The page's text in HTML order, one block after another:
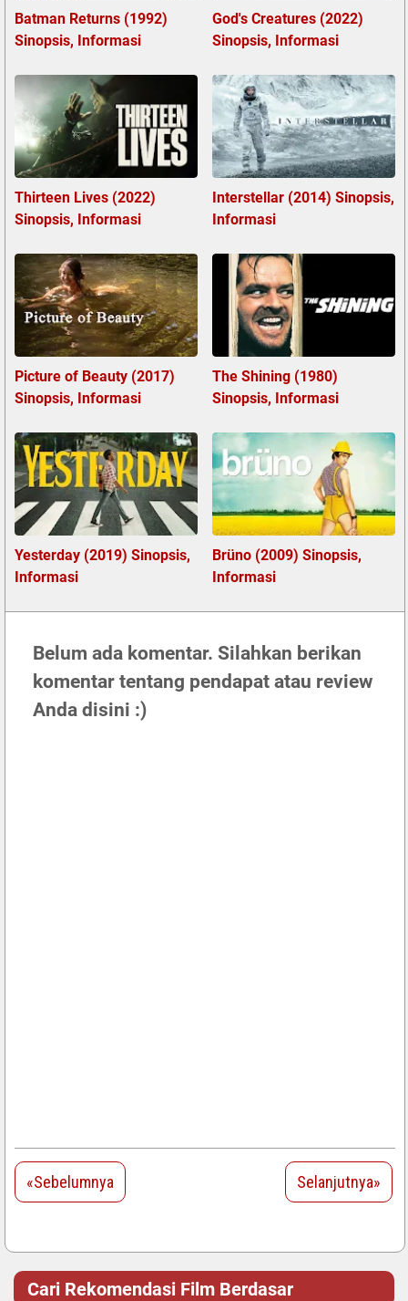
Batman Returns (1992)
Sinopsis, Informasi
God's Creatures (2022)
Sinopsis, Informasi
Thirteen Lives (2022)
Sinopsis, Informasi
Interstellar (2014) Sinopsis,
Informasi
Picture of Beauty (2017)
Sinopsis, Informasi
The Shining (1980)
Sinopsis, Informasi
Yesterday (2019) Sinopsis,
Informasi
Brüno (2009) Sinopsis,
Informasi
Belum ada komentar. Silahkan berikan
komentar tentang pendapat atau review
Anda disini :)
«Sebelumnya Selanjutnya»
Cari Rekomendasi Film Berdasar